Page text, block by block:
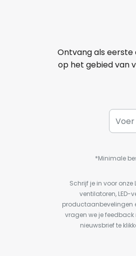
Ontvang als eerste
op het gebied van
*Minimale
Schrijf je in voor
ventilatoren,
productaanbevelingen
vragen we je
nieuwsbrief te